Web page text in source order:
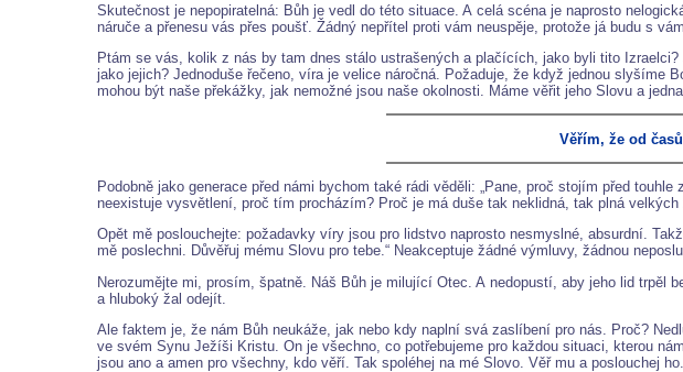
Skutečnost je nepopiratelná: Bůh je vedl do této situace. A celá scéna je naprosto
náruče a přenesu vás přes poušť. Žádný nepřítel proti vám neuspěje, protože já budu s
Ptám se vás, kolik z nás by tam dnes stálo ustrašených a plačících, jako byli tito
jako jejich? Jednoduše řečeno, víra je velice náročná. Požaduje, že když jednou
mohou být naše překážky, jak nemožné jsou naše okolnosti. Máme věřit jeho Slovu a
Věřím, že od
Podobně jako generace před námi bychom také rádi věděli: „Pane, proč stojím před
neexistuje vysvětlení, proč tím procházím? Proč je má duše tak neklidná, tak plná velkých
Opět mě poslouchejte: požadavky víry jsou pro lidstvo naprosto nesmyslné, absurdní.
mě poslechni. Důvěřuj mému Slovu pro tebe.“ Neakceptuje žádné výmluvy, žádnou
Nerozumějte mi, prosím, špatně. Náš Bůh je milující Otec. A nedopustí, aby jeho lid trpěl
a hluboký žal odejít.
Ale faktem je, že nám Bůh neukáže, jak nebo kdy naplní svá zaslíbení pro nás. Proč?
ve svém Synu Ježíši Kristu. On je všechno, co potřebujeme pro každou situaci, kterou
jsou ano a amen pro všechny, kdo věří. Tak spoléhej na mé Slovo. Věř mu a poslouchej